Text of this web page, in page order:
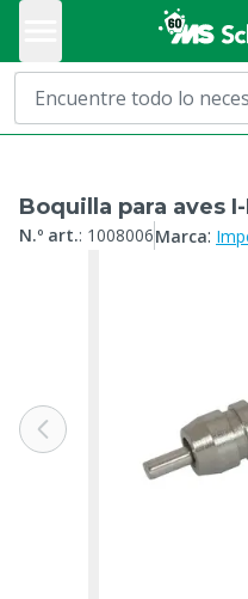
Boquilla para aves
N.º art.: 1008006Marca: